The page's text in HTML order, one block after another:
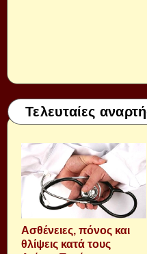
Τελευταίες
Aσθένειες, πόνος και
θλίψεις κατά τους